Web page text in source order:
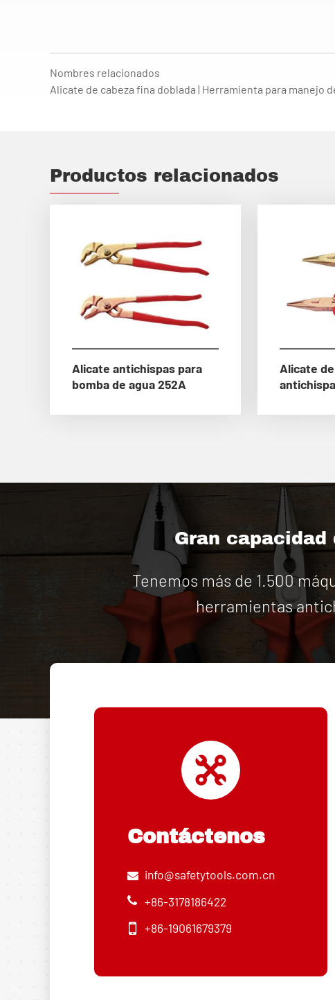
Nombres relacionados
Alicate de cabeza fina doblada | Herramienta para manejo
Productos relacionados
Alicate antichispas para
bomba de agua 252A
Alicate
Gran
Tenemos más de 1.500
herramientas
Contáctenos
info@safetytools.com.cn
+86-3178186422
+86-19061679379